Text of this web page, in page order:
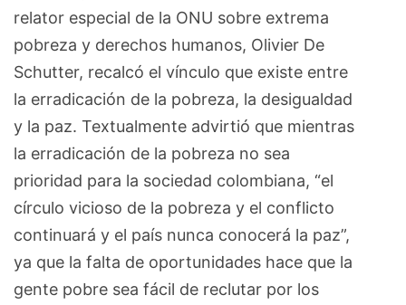
relator especial de la ONU sobre extrema
pobreza y derechos humanos, Olivier De
Schutter, recalcó el vínculo que existe entre
la erradicación de la pobreza, la desigualdad
y la paz. Textualmente advirtió que mientras
la erradicación de la pobreza no sea
prioridad para la sociedad colombiana, “el
círculo vicioso de la pobreza y el conflicto
continuará y el país nunca conocerá la paz”,
ya que la falta de oportunidades hace que la
gente pobre sea fácil de reclutar por los